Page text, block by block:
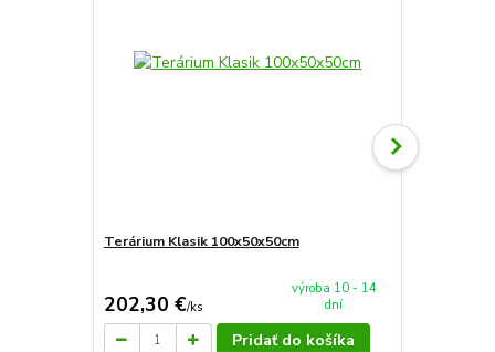
Terárium Klasik 100x50x50cm
202,30 €/ks
výroba 10 - 14
dní
Pridať do košíka